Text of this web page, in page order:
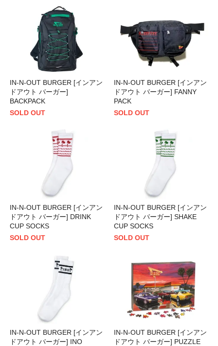
IN-N-OUT BURGER [インアン
ドアウト バーガー]
BACKPACK
SOLD OUT
IN-N-OUT BURGER [インアン
ドアウト バーガー] FANNY
PACK
SOLD OUT
IN-N-OUT BURGER [インアン
ドアウト バーガー] DRINK
CUP SOCKS
SOLD OUT
IN-N-OUT BURGER [インアン
ドアウト バーガー] SHAKE
CUP SOCKS
SOLD OUT
IN-N-OUT BURGER [インアン
ドアウト バーガー] INO
IN-N-OUT BURGER [インアン
ドアウト バーガー] PUZZLE